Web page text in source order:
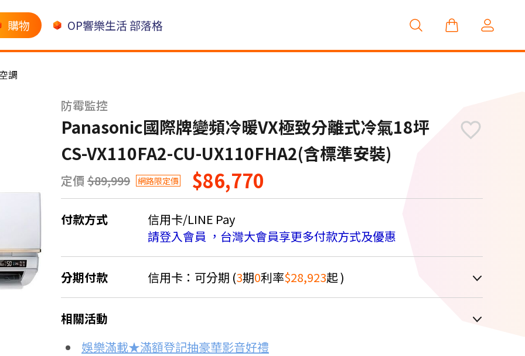
購物 OP響樂生活 部落格
調
防霉監控
Panasonic國際牌變頻冷暖VX極致分離式冷氣18坪
CS-VX110FA2-CU-UX110FHA2(含標準安裝)
定價 $89,999 網路限定價 $86,770
付款方式
信用卡/LINE Pay
請登入會員 ，台灣大會員享更多付款方式及優惠
分期付款 信用卡：可分期 (3期0利率$28,923起 )
＊實際可分期數、適用利率，請以購物車顯示為主
信用卡分期
相關活動
娛樂滿載★滿額登記抽豪華影音好禮